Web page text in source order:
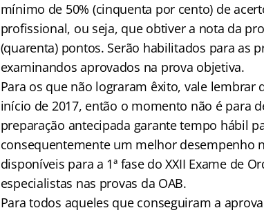
mínimo de 50% (cinquenta por cento) de
profissional, ou seja, que obtiver a nota da
(quarenta) pontos. Serão habilitados para as
examinandos aprovados na prova objetiva.
Para os que não lograram êxito, vale
início de 2017, então o momento não é para
preparação antecipada garante tempo hábil
consequentemente um melhor desempenho
disponíveis para a 1ª fase do XXII Exame de
especialistas nas provas da OAB.
Para todos aqueles que conseguiram a